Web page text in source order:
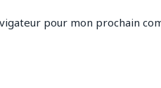
pour mon prochain